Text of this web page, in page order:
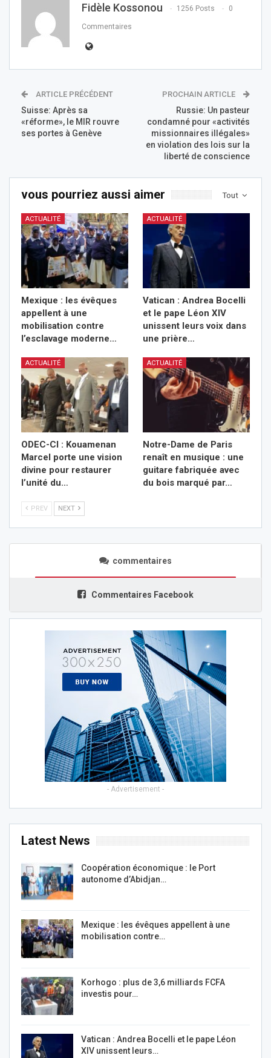
Fidèle Kossonou 1256 Posts 0
Commentaires
ARTICLE PRÉCÉDENT
Suisse: Après sa
«réforme», le MIR rouvre
ses portes à Genève
PROCHAIN ARTICLE
Russie: Un pasteur
condamné pour «activités
missionnaires illégales»
en violation des lois sur la
liberté de conscience
Tout
vous pourriez aussi aimer
ACTUALITÉ
Mexique : les évêques
appellent à une
mobilisation contre
l’esclavage moderne…
ACTUALITÉ
Vatican : Andrea Bocelli
et le pape Léon XIV
unissent leurs voix dans
une prière…
ACTUALITÉ
ODEC-CI : Kouamenan
Marcel porte une vision
divine pour restaurer
l’unité du…
ACTUALITÉ
Notre-Dame de Paris
renaît en musique : une
guitare fabriquée avec
du bois marqué par…
PREV NEXT
commentaires
Commentaires Facebook
- Advertisement -
Latest News
Coopération économique : le Port
autonome d’Abidjan…
Mexique : les évêques appellent à une
mobilisation contre…
Korhogo : plus de 3,6 milliards FCFA
investis pour…
Vatican : Andrea Bocelli et le pape Léon
XIV unissent leurs…